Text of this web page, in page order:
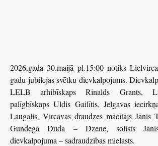
2026.gada 30.maijā pl.15:00 notiks
gadu jubilejas svētku dievkalpojums.
LELB arhibīskaps Rinalds Grants,
palīgbīskaps Uldis Gailītis, Jelgavas
Laugalis, Vircavas draudzes mācītājs Jānis
Gundega Dūda – Dzene, solists
dievkalpojuma – sadraudzības mielasts.